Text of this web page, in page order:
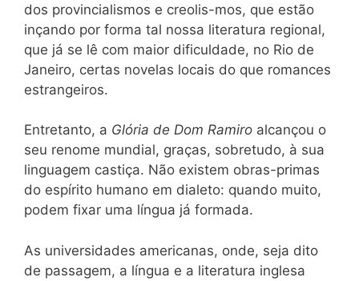
dos provincialismos e creolis-mos, que estão
inçando por forma tal nossa literatura regional,
que já se lê com maior dificuldade, no Rio de
Janeiro, certas novelas locais do que romances
estrangeiros.
Entretanto, a Glória de Dom Ramiro alcançou o
seu renome mundial, graças, sobretudo, à sua
linguagem castiça. Não existem obras-primas
do espírito humano em dialeto: quando muito,
podem fixar uma língua já formada.
As universidades americanas, onde, seja dito
de passagem, a língua e a literatura inglesa